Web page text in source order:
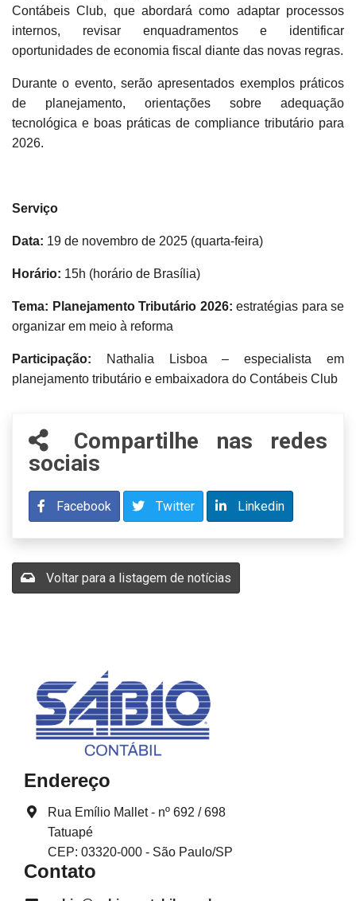
Contábeis Club, que abordará como adaptar processos
internos, revisar enquadramentos e identificar
oportunidades de economia fiscal diante das novas regras.
Durante o evento, serão apresentados exemplos práticos
de planejamento, orientações sobre adequação
tecnológica e boas práticas de compliance tributário para
2026.
Serviço
Data: 19 de novembro de 2025 (quarta-feira)
Horário: 15h (horário de Brasília)
Tema: Planejamento Tributário 2026: estratégias para se
organizar em meio à reforma
Participação: Nathalia Lisboa – especialista em
planejamento tributário e embaixadora do Contábeis Club
Compartilhe nas redes
sociais
Facebook Twitter Linkedin
Voltar para a listagem de notícias
Endereço
Rua Emílio Mallet - nº 692 / 698
Tatuapé
CEP: 03320-000 - São Paulo/SP
Contato